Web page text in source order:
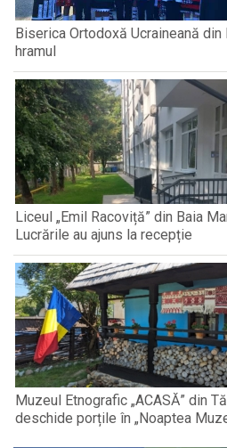
Biserica Ortodoxă Ucraineană
hramul
Liceul „Emil Racoviță” din Baia
Lucrările au ajuns la recepție
Muzeul Etnografic „ACASĂ” din
deschide porțile în „Noaptea